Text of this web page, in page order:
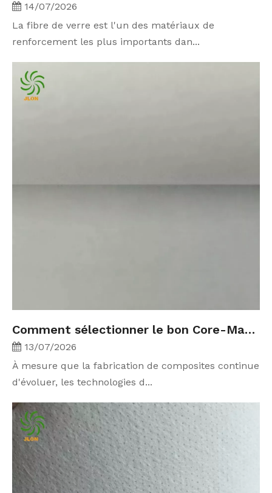
14/07/2026
La fibre de verre est l'un des matériaux de
renforcement les plus importants dan...
Comment sélectionner le bon Core-Mat pour l'infusion sous vide et le traitement RTM
13/07/2026
À mesure que la fabrication de composites continue
d'évoluer, les technologies d...